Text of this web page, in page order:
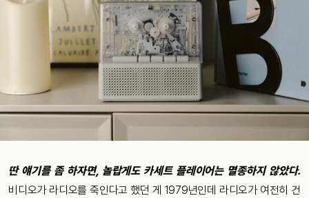
딴 얘기를 좀 하자면, 놀랍게도 카세트 플레이어는 멸종하지 않았다.
비디오가 라디오를 죽인다고 했던 게 1979년인데 라디오가 여전히 건